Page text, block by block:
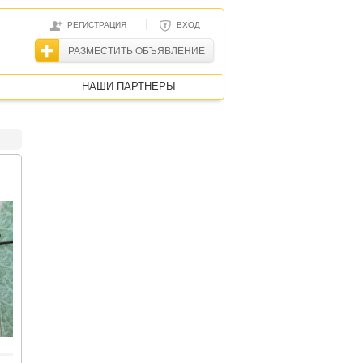
РЕГИСТРАЦИЯ | ВХОД
РАЗМЕСТИТЬ ОБЪЯВЛЕНИЕ
НАШИ ПАРТНЕРЫ